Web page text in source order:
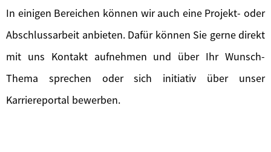
In einigen Bereichen können wir auch eine Projekt- oder
Abschlussarbeit anbieten. Dafür können Sie gerne direkt
mit uns Kontakt aufnehmen und über Ihr Wunsch-
Thema sprechen oder sich initiativ über unser
Karriereportal bewerben.